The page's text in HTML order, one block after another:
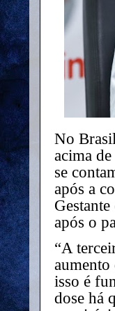
No
acima
se
após a
após o
“A
isso é
dose há